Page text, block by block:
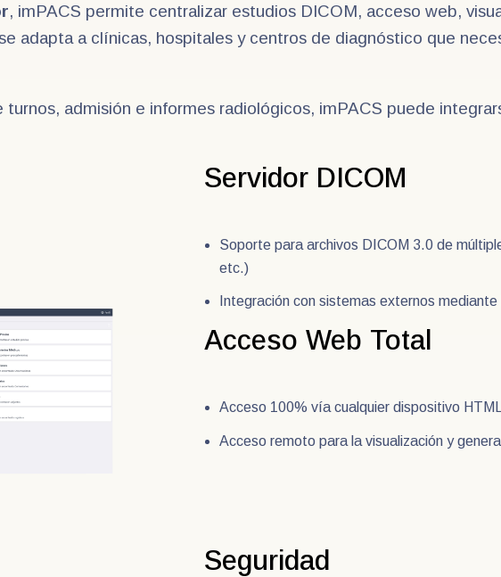
, imPACS permite centralizar estudios DICOM, acceso web,
adapta a clínicas, hospitales y centros de diagnóstico que
admisión e informes radiológicos, imPACS puede
Servidor DICOM
Soporte para archivos DICOM 3.0 de
etc.)
Integración con sistemas externos
Acceso Web Total
Acceso 100% vía cualquier dispositivo
Acceso remoto para la visualización y
Seguridad